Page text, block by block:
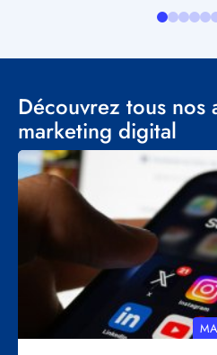
Découvrez tous nos
marketing digital
Visuel
principal